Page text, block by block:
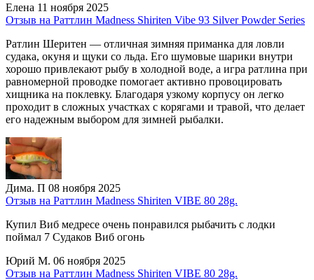
Елена 11 ноября 2025
Отзыв на Раттлин Madness Shiriten Vibe 93 Silver Powder Series
Ратлин Шеритен — отличная зимняя приманка для ловли
судака, окуня и щуки со льда. Его шумовые шарики внутри
хорошо привлекают рыбу в холодной воде, а игра ратлина при
равномерной проводке помогает активно провоцировать
хищника на поклевку. Благодаря узкому корпусу он легко
проходит в сложных участках с корягами и травой, что делает
его надежным выбором для зимней рыбалки.
Дима. П 08 ноября 2025
Отзыв на Раттлин Madness Shiriten VIBE 80 28g.
Купил Виб медресе очень понравился рыбачить с лодки
поймал 7 Судаков Виб огонь
Юрий М. 06 ноября 2025
Отзыв на Раттлин Madness Shiriten VIBE 80 28g.